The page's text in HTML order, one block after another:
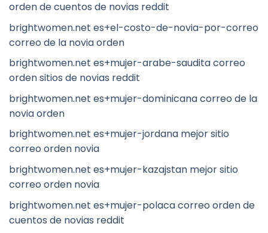
orden de cuentos de novias reddit
brightwomen.net es+el-costo-de-novia-por-correo
correo de la novia orden
brightwomen.net es+mujer-arabe-saudita correo
orden sitios de novias reddit
brightwomen.net es+mujer-dominicana correo de la
novia orden
brightwomen.net es+mujer-jordana mejor sitio
correo orden novia
brightwomen.net es+mujer-kazajstan mejor sitio
correo orden novia
brightwomen.net es+mujer-polaca correo orden de
cuentos de novias reddit